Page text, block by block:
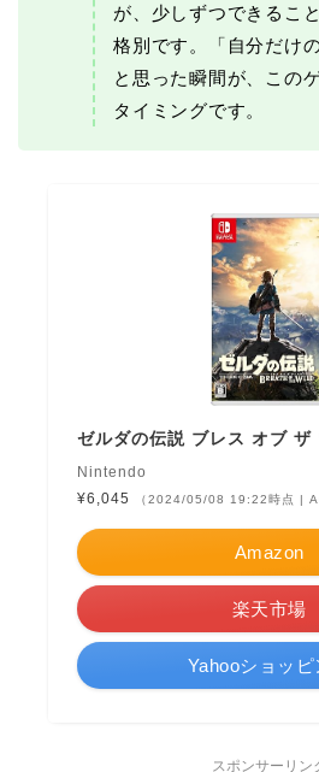
が、少しずつできるこ
格別です。「自分だけ
と思った瞬間が、この
タイミングです。
ゼルダの伝説 ブレス オブ ザ
Nintendo
¥6,045
（2024/05/08 19:22時点 |
Amazon
楽天市場
Yahooショッピ
スポンサーリン